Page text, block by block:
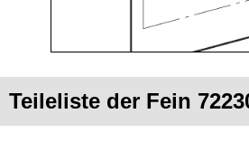
Teileliste der Fein